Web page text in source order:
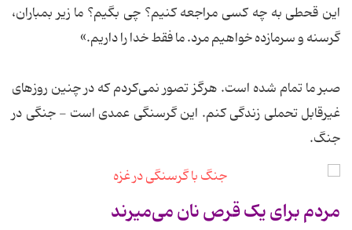
این قحطی به چه کسی مراجعه کنیم؟ چی بگیم؟ ما زیر بمباران،
گرسنه و سرمازده خواهیم مرد. ما فقط خدا را داریم.»
صبر ما تمام شده است. هرگز تصور نمی‌کردم که در چنین روزهای
غیرقابل تحملی زندگی کنم. این گرسنگی عمدی است - جنگی در
جنگ.
مردم برای یک قرص نان می‌میرند